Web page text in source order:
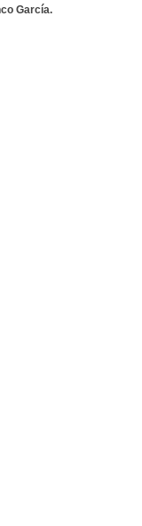
García.